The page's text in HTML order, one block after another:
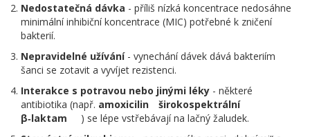
Nedostatečná dávka - příliš nízká koncentrace nedosáhne
minimální inhibiční koncentrace (MIC) potřebné k zničení
bakterií.
Nepravidelné užívání- vynechání dávek dává bakteriím
šanci se zotavit a vyvíjet rezistenci.
Interakce s potravou nebo jinými léky - některé
antibiotika (např. amoxicilin
širokospektrální
β‑laktam
) se lépe vstřebávají na lačný žaludek.